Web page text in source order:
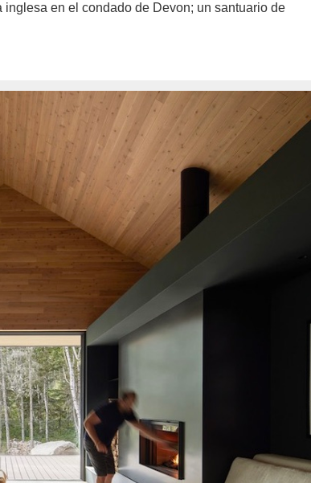
en el condado de Devon; un santuario de
redaccion/